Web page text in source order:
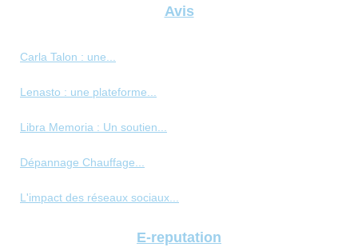
Avis
Carla Talon : une...
Lenasto : une plateforme...
Libra Memoria : Un soutien...
Dépannage Chauffage...
L'impact des réseaux sociaux...
E-reputation